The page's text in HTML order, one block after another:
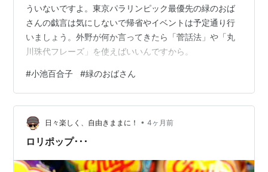
ういないですよ。東京パラリンピック最優先の緑のおば
さんの戯言は気にしないで帰省やイベントは予定通り行
いましょう。外野が何か言ってきたら「菅話法」や「丸
川珠代フレーズ」を使えばいいんですから。
#小池百合子 #緑のおばさん
日々楽しく、自由きままに！ • 4ヶ月前
ロリポップ･･･